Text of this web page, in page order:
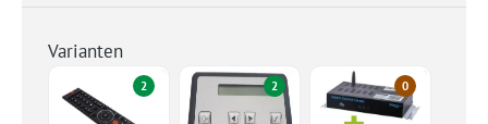
Varianten
2 2 0